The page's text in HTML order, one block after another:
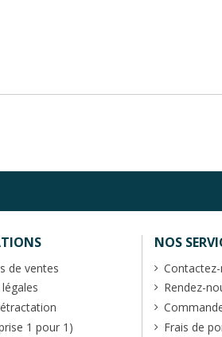
de ventes
1 pour 1)
NOS
Rendez-
Frais de